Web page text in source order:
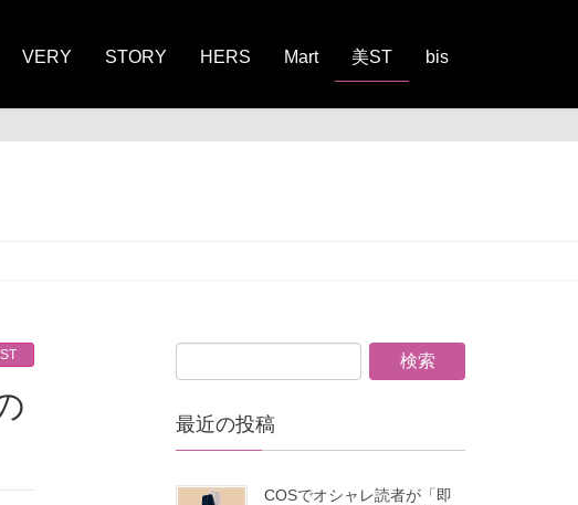
VERY STORY HERS Mart 美ST bis
最近の投稿
COSでオシャレ読者が「即